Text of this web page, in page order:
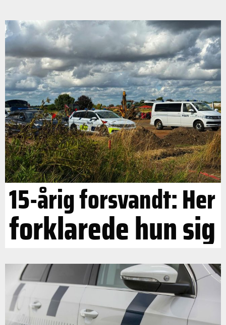
15-årig forsvandt: Her
forklarede hun sig